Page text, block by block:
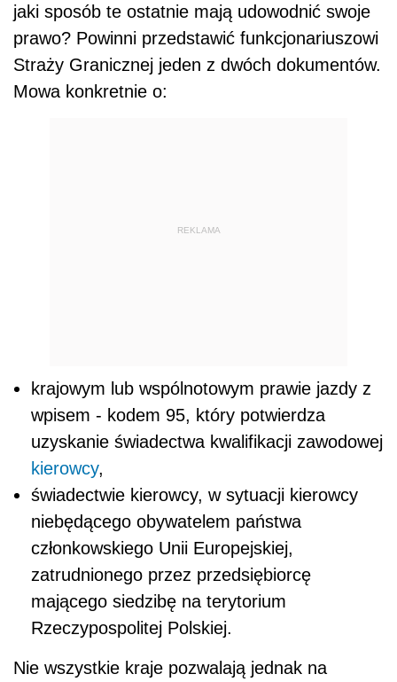
jaki sposób te ostatnie mają udowodnić swoje
prawo? Powinni przedstawić funkcjonariuszowi
Straży Granicznej jeden z dwóch dokumentów.
Mowa konkretnie o:
REKLAMA
krajowym lub wspólnotowym prawie jazdy z
wpisem - kodem 95, który potwierdza
uzyskanie świadectwa kwalifikacji zawodowej
kierowcy,
świadectwie kierowcy, w sytuacji kierowcy
niebędącego obywatelem państwa
członkowskiego Unii Europejskiej,
zatrudnionego przez przedsiębiorcę
mającego siedzibę na terytorium
Rzeczypospolitej Polskiej.
Nie wszystkie kraje pozwalają jednak na